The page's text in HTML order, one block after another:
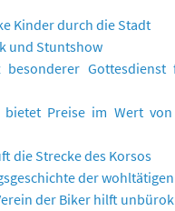
Kinder durch die Stadt
und Stuntshow
besonderer
bietet Preise im Wert von
die Strecke des Korsos
der
der Biker hilft